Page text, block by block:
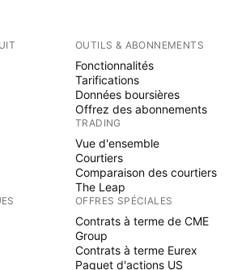
OUTILS & ABONNEMENTS
Fonctionnalités
Tarifications
Données boursières
Offrez des abonnements
TRADING
Vue d'ensemble
Courtiers
Comparaison des courtiers
The Leap
OFFRES SPÉCIALES
Contrats à terme de CME
Group
Contrats à terme Eurex
Paquet d'actions US